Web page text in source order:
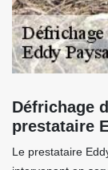
Défrichage
prestataire
Le prestataire